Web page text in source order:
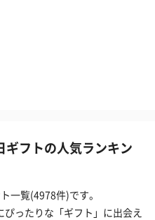
フトの人気ランキン
一覧(4978件)です。
ぴったりな「ギフト」に出会え